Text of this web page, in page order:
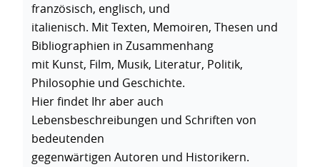
französisch, englisch, und
italienisch. Mit Texten, Memoiren, Thesen und
Bibliographien in Zusammenhang
mit Kunst, Film, Musik, Literatur, Politik,
Philosophie und Geschichte.
Hier findet Ihr aber auch
Lebensbeschreibungen und Schriften von
bedeutenden
gegenwärtigen Autoren und Historikern.